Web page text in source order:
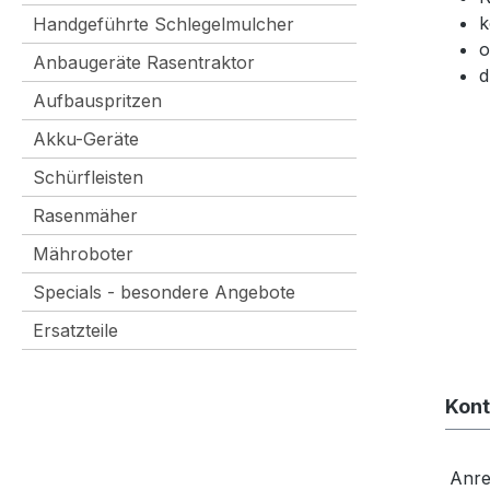
Handgeführte Schlegelmulcher
Anbaugeräte Rasentraktor
Aufbauspritzen
Akku-Geräte
Schürfleisten
Rasenmäher
Mähroboter
Specials - besondere Angebote
Ersatzteile